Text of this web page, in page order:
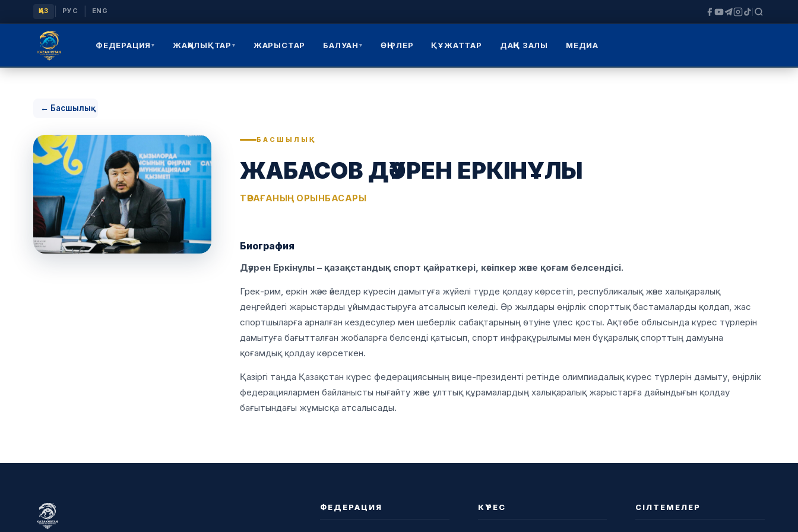
ҚАЗ РУС ENG
ФЕДЕРАЦИЯ ▾ ЖАҢАЛЫҚТАР ▾ ЖАРЫСТАР БАЛУАН ▾ ӨҢІРЛЕР ҚҰЖАТТАР ДАҢҚ ЗАЛЫ МЕДИА
← Басшылық
БАСШЫЛЫҚ
ЖАБАСОВ ДӘУРЕН ЕРКІНҰЛЫ
ТӨРАҒАНЫҢ ОРЫНБАСАРЫ
Биография
Дәурен Еркінұлы – қазақстандық спорт қайраткері, кәсіпкер және қоғам белсендісі.
Грек-рим, еркін және әйелдер күресін дамытуға жүйелі түрде қолдау көрсетіп, республикалық және халықаралық
деңгейдегі жарыстарды ұйымдастыруға атсалысып келеді. Әр жылдары өңірлік спорттық бастамаларды қолдап, жас
спортшыларға арналған кездесулер мен шеберлік сабақтарының өтуіне үлес қосты. Ақтөбе облысында күрес түрлерін
дамытуға бағытталған жобаларға белсенді қатысып, спорт инфрақұрылымы мен бұқаралық спорттың дамуына
қоғамдық қолдау көрсеткен.
Қазіргі таңда Қазақстан күрес федерациясының вице-президенті ретінде олимпиадалық күрес түрлерін дамыту, өңірлік
федерациялармен байланысты нығайту және ұлттық құрамалардың халықаралық жарыстарға дайындығын қолдау
бағытындағы жұмысқа атсалысады.
ФЕДЕРАЦИЯ КҮРЕС СІЛТЕМЕЛЕР